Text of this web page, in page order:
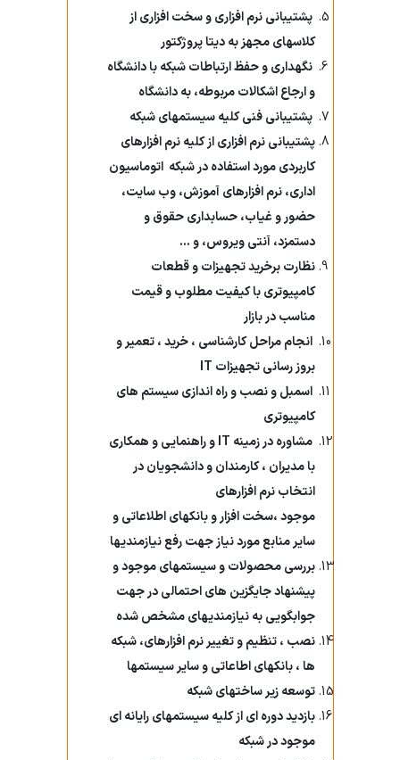
برنامه یکساله
برنامه های اجرا شده
شوراهای پژوهشی دانشکده
شورای پژوهشی علوم پایه
شورای پژوهشی علوم بالینی
دستورالعمل نگارش و نحوه تنظیم پایان نامه
معاونان پژوهشی گروه ها
اطلاعات پژوهشی و آماری
اولویت های پژوهشی دانشگاه
پایان نامه های مصوب دانشکده
مرکزتحقیقاتی سلولی ومولکولی
مرکز تحقیقاتی نوروفیزیولوژی
سیاست های حمایتی پژوهشی
فرم ها و فرایند های پژوهشی
گروههای آموزشی دستیاری
گروههای آموزشی فلوشیب
مدیریت امور هیات علمی
برنامه درسی و آموزشی
برنامه آموزشی پزشکی عمومی
برنامه هفتگی
فرآیندهای آموزشی
استعدادهای درخشان
اساتید مشاور
مسئول اساتید مشاور
تقویم آموزشی
تقویم دانشگاهی
برنامه هفتگی
مسئول واحد
کارشناسان واحد
کوریکولوم های آموزشی
logbook
بسته های آموزشی
پادکست های آموزشی
رئیس اعتباربخشی
دبیراعتباربخشی
اعضای کارگروه های اعتباربخشی
آیین نامه اعتباربخشی
استانداردهای اعتباربخشی
راهنمای جامع اعتباربخشی
راهنمای جامع اعتباربخشی
کمیته تطبیق واحدهای درسی
کمیته منتخب علوم بالینی
کمیته ترفیع پایه
کمیته برنامه ریزی درسی
کمیته ارزیابی پیشرفت تحصیلی
کمیته نقل و انتقالات
کمیته نظارت بر اجرای آزمونها
پشتیبانی نرم افزاری و سخت افزاری از
کلاسهای مجهز به دیتا پروژکتور
نگهداری و حفظ ارتباطات شبکه با دانشگاه
و ارجاع اشکالات مربوطه، به دانشگاه
پشتیبانی فنی کلیه سیستمهای شبکه
پشتیبانی نرم افزاری از کلیه نرم افزارهای
کاربردی مورد استفاده در شبکه اتوماسیون
اداری، نرم افزارهای آموزش، وب سایت،
حضور و غیاب، حسابداری حقوق و
دستمزد، آنتی ویروس، و ...
نظارت برخرید تجهیزات و قطعات
کامپیوتری با کیفیت مطلوب و قیمت
مناسب در بازار
انجام مراحل کارشناسی ، خرید ، تعمیر و
بروز رسانی تجهیزات
اسمبل و نصب و راه اندازی سیستم های
کامپیوتری
مشاوره در زمینه
و راهنمایی و همکاری
با مدیران ، کارمندان و دانشجویان در
انتخاب نرم افزارهای
موجود ،سخت افزار و بانکهای اطلاعاتی و
سایر منابع مورد نیاز جهت رفع نیازمندیها
بررسی محصولات و سیستمهای موجود و
پیشنهاد جایگزین های احتمالی در جهت
جوابگویی به نیازمندیهای مشخص شده
نصب ، تنظیم و تغییر نرم افزارهای، شبکه
ها ، بانکهای اطاعاتی و سایر سیستمها
توسعه زیر ساختهای شبکه
بازدید دوره ای از کلیه سیستمهای رایانه ای
موجود در شبکه